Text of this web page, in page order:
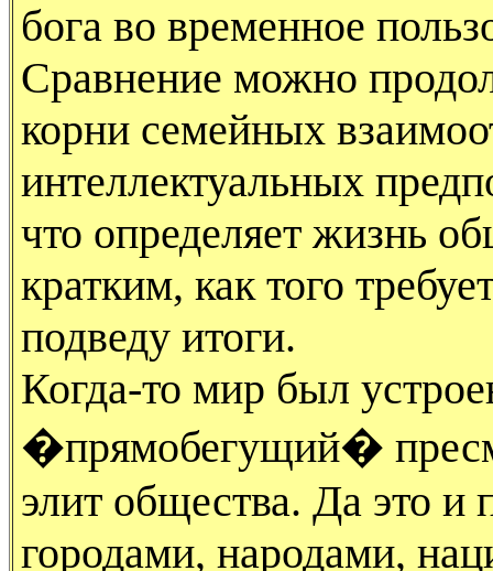
бога во временное
Сравнение можно
корни семейных
интеллектуальных
что определяет жизнь
кратким, как того
подведу итоги.
Когда-то мир был
�прямобегущий�
элит общества. Да это и
городами, народами,